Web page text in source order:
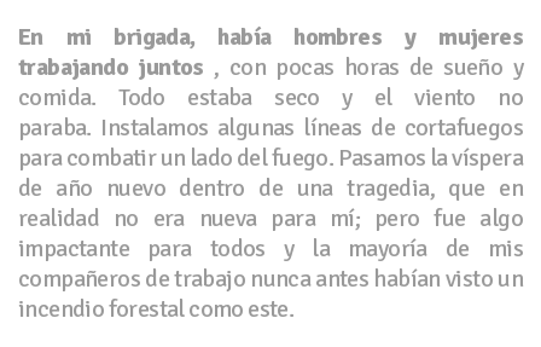
En mi brigada, había hombres y mujeres
trabajando juntos , con pocas horas de sueño y
comida. Todo estaba seco y el viento no
paraba. Instalamos algunas líneas de cortafuegos
para combatir un lado del fuego. Pasamos la víspera
de año nuevo dentro de una tragedia, que en
realidad no era nueva para mí; pero fue algo
impactante para todos y la mayoría de mis
compañeros de trabajo nunca antes habían visto un
incendio forestal como este.